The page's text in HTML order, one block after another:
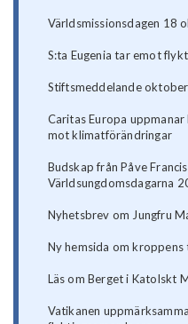
Världsmissionsdagen 18
S:ta Eugenia tar emot
Stiftsmeddelande oktober
Caritas Europa
mot klimatförändringar
Budskap från Påve
Världsungdomsdagarna
Nyhetsbrev om Jungfru
Ny hemsida om kroppens
Läs om Berget i Katolskt
Vatikanen